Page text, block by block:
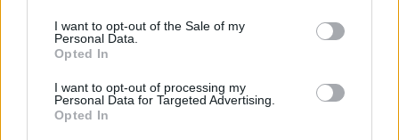
I want to opt-out of the Sale of my
Personal Data.
Opted In
I want to opt-out of processing my
Personal Data for Targeted Advertising.
Opted In